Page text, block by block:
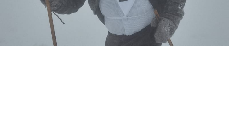
Cool Esport